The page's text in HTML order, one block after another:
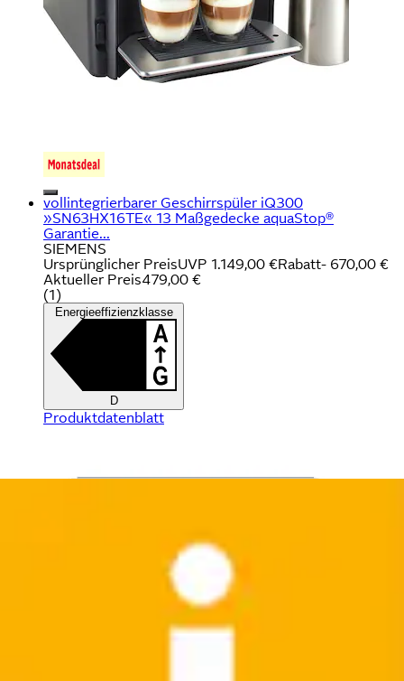
vollintegrierbarer Geschirrspüler iQ300
»SN63HX16TE« 13 Maßgedecke aquaStop®
Garantie...
SIEMENS
Ursprünglicher PreisUVP 1.149,00 €Rabatt- 670,00 €
Aktueller Preis479,00 €
(1)
Energieeffizienzklasse
D
Produktdatenblatt